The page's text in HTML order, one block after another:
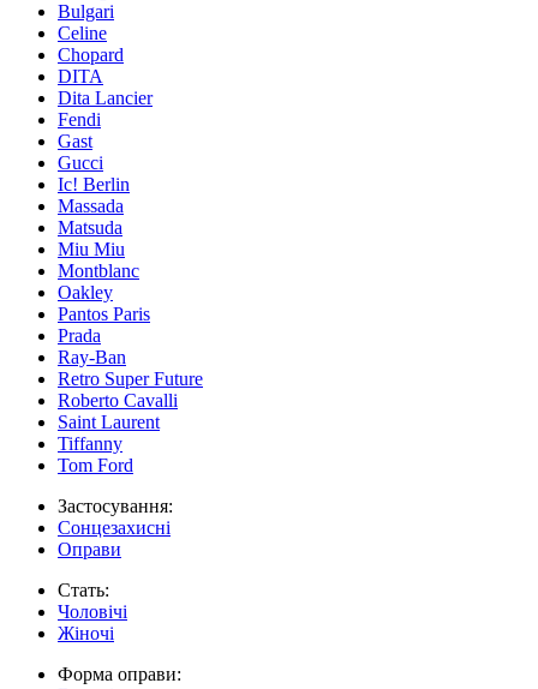
Bulgari
Celine
Chopard
DITA
Dita Lancier
Fendi
Gast
Gucci
Ic! Berlin
Massada
Matsuda
Miu Miu
Montblanc
Oakley
Pantos Paris
Prada
Ray-Ban
Retro Super Future
Roberto Cavalli
Saint Laurent
Tiffanny
Tom Ford
Застосування:
Сонцезахисні
Оправи
Стать:
Чоловічі
Жіночі
Форма оправи: